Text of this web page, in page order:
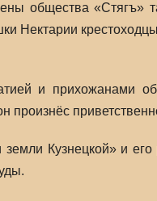
общества «Стягъ»
Нектарии
и прихожанами
Кузнецкой» и его